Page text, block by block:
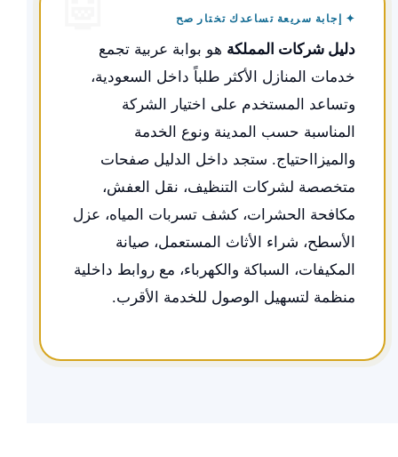
✦ إجابة سريعة تساعدك تختار صح
دليل شركات المملكة هو بوابة عربية تجمع
خدمات المنازل الأكثر طلباً داخل السعودية،
وتساعد المستخدم على اختيار الشركة
المناسبة حسب المدينة ونوع الخدمة
والميزااحتياج. ستجد داخل الدليل صفحات
متخصصة لشركات التنظيف، نقل العفش،
مكافحة الحشرات، كشف تسربات المياه، عزل
الأسطح، شراء الأثاث المستعمل، صيانة
المكيفات، السباكة والكهرباء، مع روابط داخلية
منظمة لتسهيل الوصول للخدمة الأقرب.